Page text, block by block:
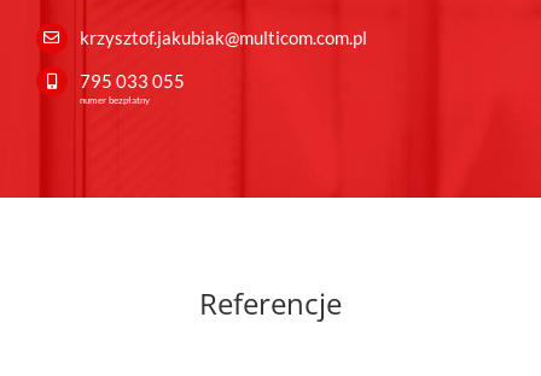
krzysztof.jakubiak@multicom.com.pl
795 033 055
numer bezpłatny
Referencje